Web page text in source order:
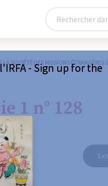
LA SOCIÉTÉ DES MISSIONS ÉTRANGÈRES
1 n° 128
- Sign up for the